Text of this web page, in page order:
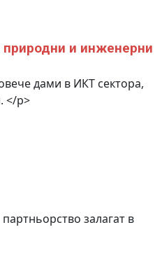
природни и инженерни
дами в ИКТ сектора,
</p>
залагат в